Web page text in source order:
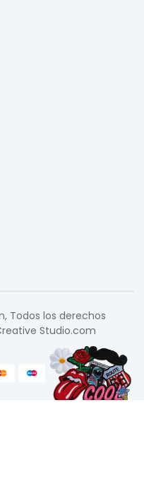
Todos los derechos
Studio.com